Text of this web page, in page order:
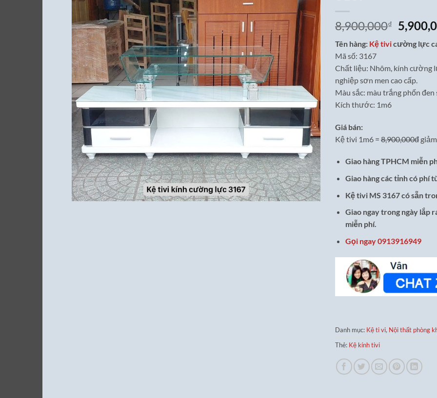
8,900,000₫
Giá
gốc
là:
Tên hàng: Kệ tivicường lực
Mã số: 3167
Chất liệu: Nhôm, kính cường
nghiệp sơn men cao cấp.
Màu sắc: màu trắng phốn đen
Kích thước: 1m6
Giá bán:
Kệ tivi 1m6 = 8,900,000đ
Giao hàng TPHCM miễn
Giao hàng các tỉnh có phí
Kệ tivi MS 3167 có sẵn
Giao ngay trong ngày lắp
miễn phí.
Gọi ngay 0913916949
Danh mục: Kệ ti vi, Nội thất phòng
Thẻ: Kệ kính tivi